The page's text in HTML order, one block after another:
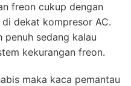
freon cukup dengan
dekat kompresor AC.
sedang kalau
kekurangan freon.
maka kaca pemantau